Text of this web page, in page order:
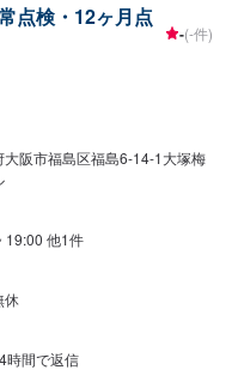
点検・12ヶ月点
-(-件)
大阪市福島区福島6-14-1大塚梅
19:00 他1件
休
時間で返信